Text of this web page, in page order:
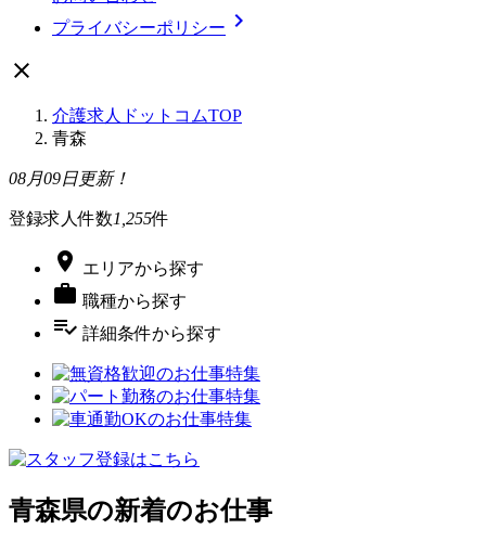
プライバシーポリシー 

介護求人ドットコムTOP
青森
08月09日更新！
登録求人件数1,255件
 エリアから探す
 職種から探す
playlist_add_check 詳細条件から探す
青森県の新着のお仕事